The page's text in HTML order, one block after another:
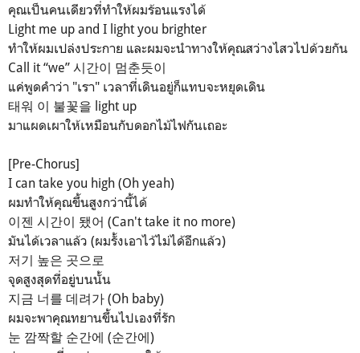
คุณเป็นคนเดียวที่ทำให้ผมร้อนแรงได้
Light me up and I light you brighter
ทำให้ผมเปล่งประกาย และผมจะนำทางให้คุณสว่างไสวไปด้วยกัน
Call it “we” 시간이 멈춘듯이
แค่พูดคำว่า "เรา" เวลาที่เดินอยู่ก็แทบจะหยุดเดิน
태워 이 불꽃을 light up
มาแผดเผาให้เหมือนกับดอกไม้ไฟกันเถอะ
[Pre-Chorus]
I can take you high (Oh yeah)
ผมทำให้คุณขึ้นสูงกว่านี้ได้
이젠 시간이 됐어 (Can't take it no more)
มันได้เวลาแล้ว (ผมรั้งเอาไว้ไม่ได้อีกแล้ว)
저기 높은 곳으로
จุดสูงสุดที่อยู่บนนั้น
지금 너를 데려가 (Oh baby)
ผมจะพาคุณทยานขึ้นไปเองที่รัก
눈 깜짝할 순간에 (순간에)